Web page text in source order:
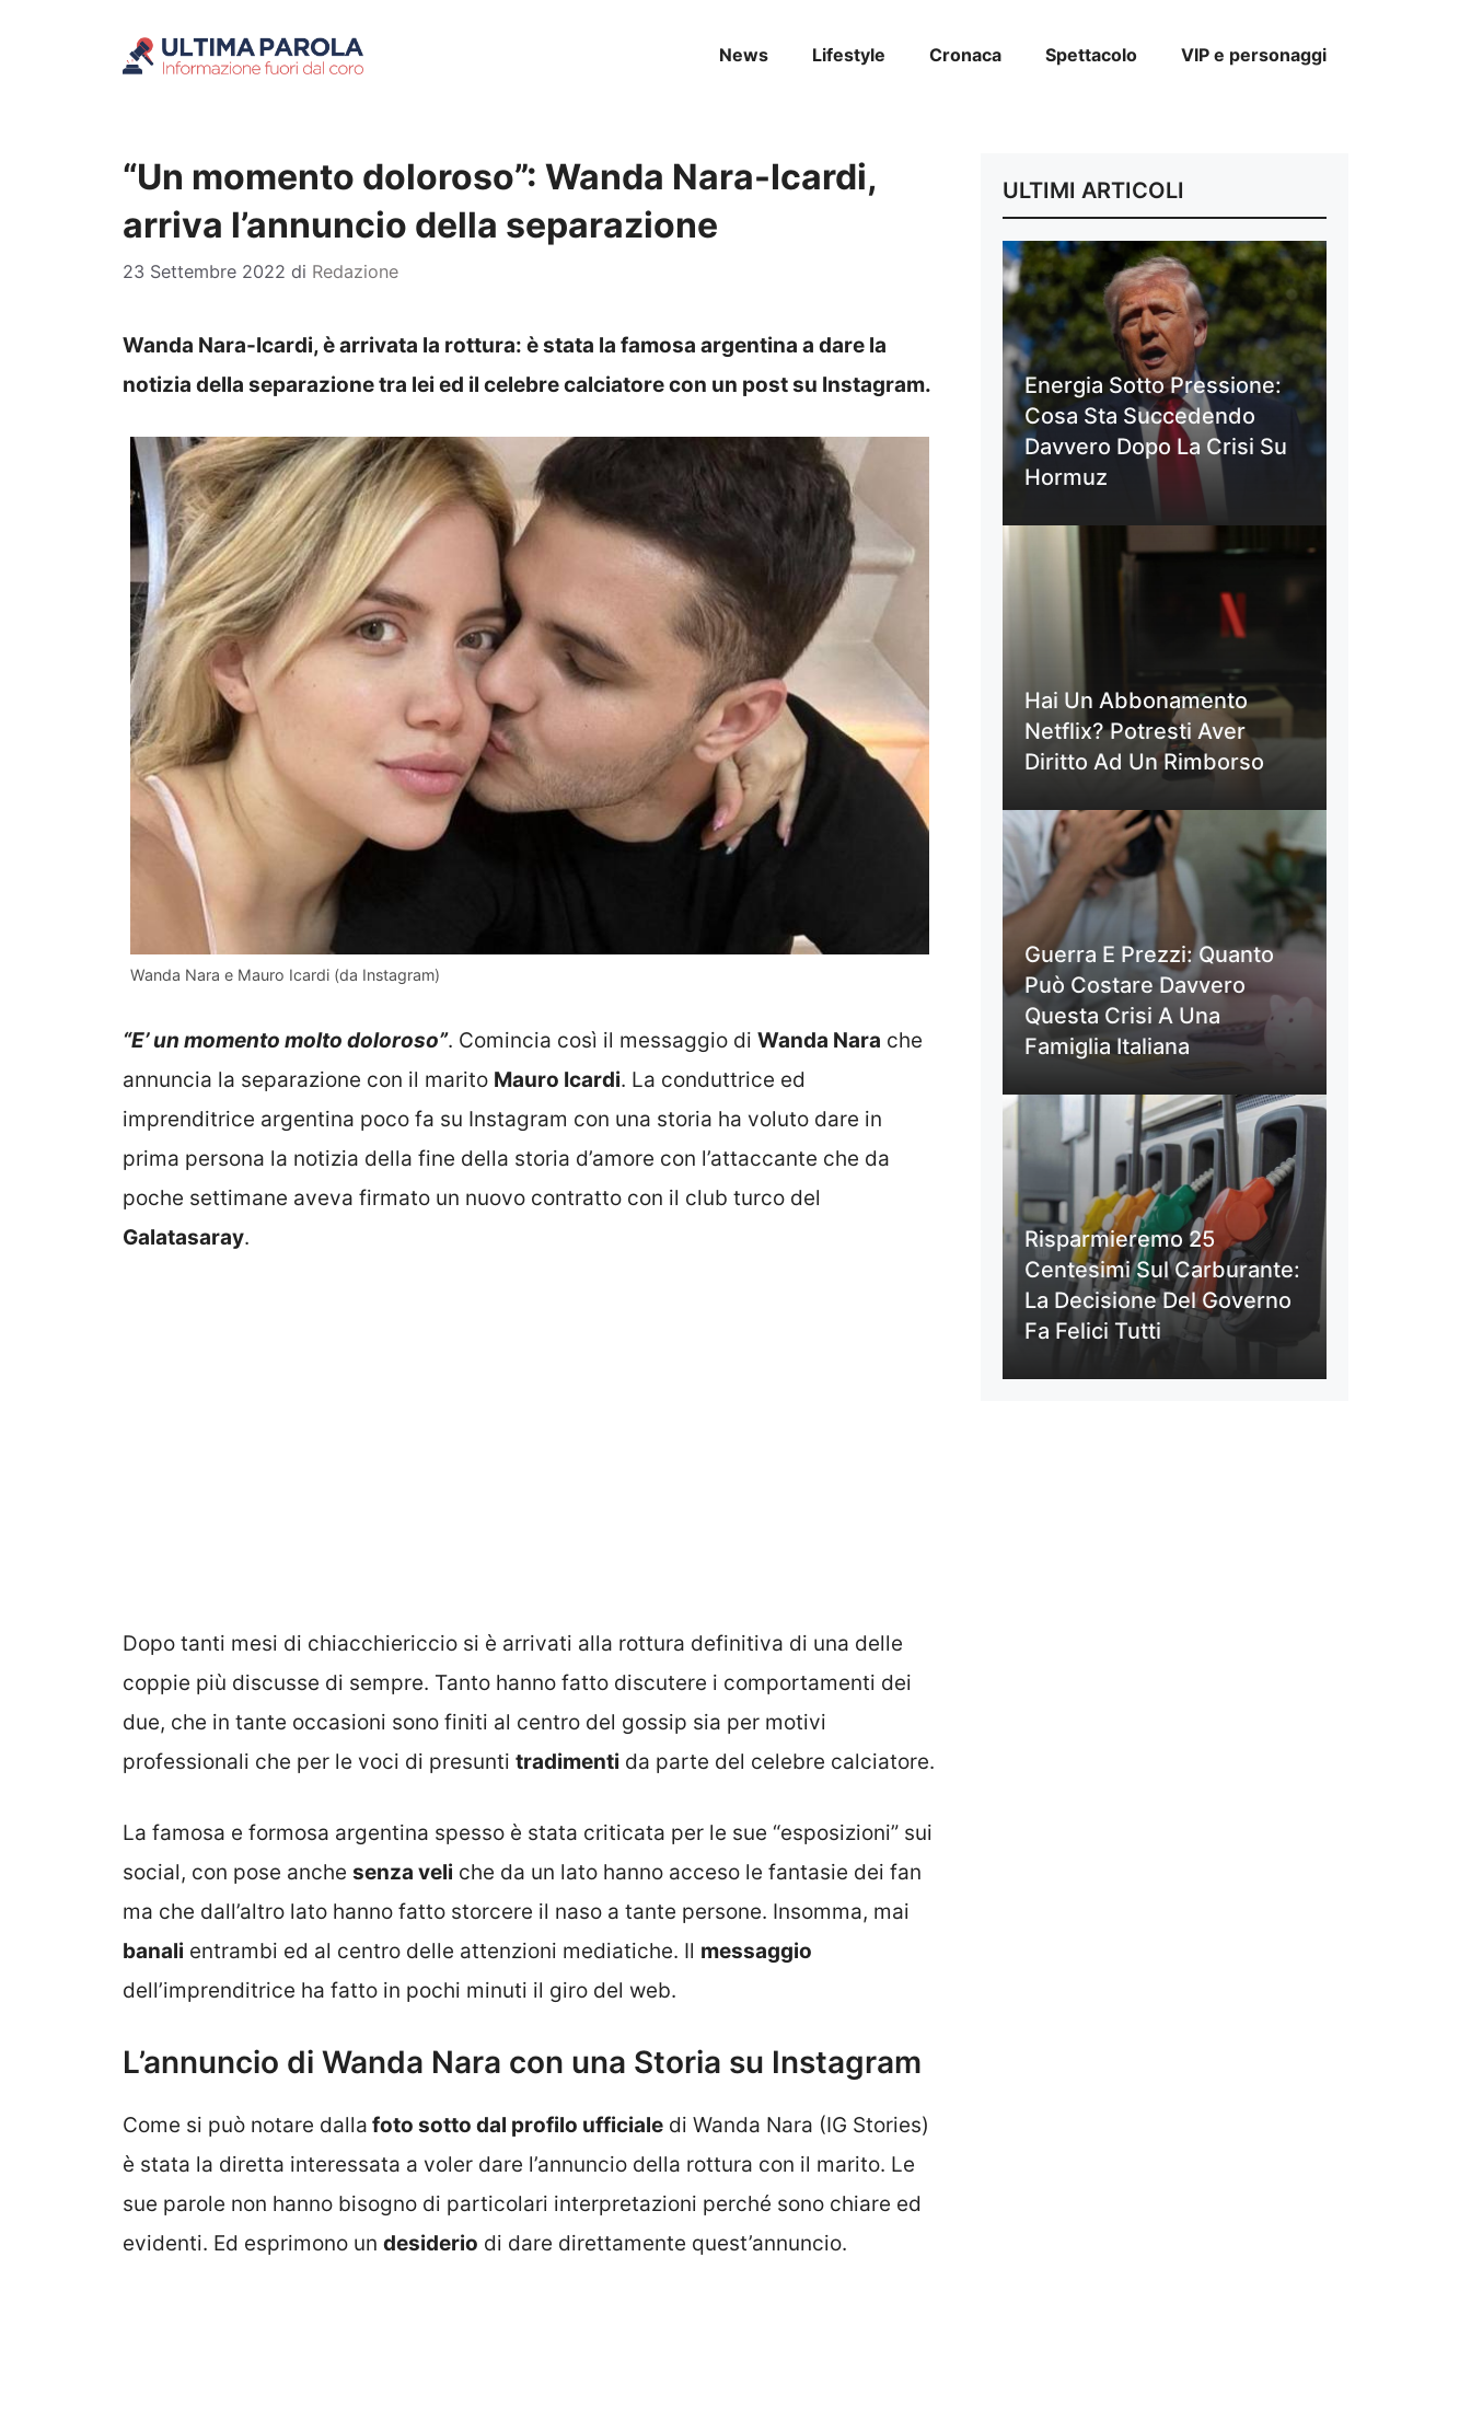
News Lifestyle Cronaca Spettacolo VIP e personaggi
“Un momento doloroso”: Wanda Nara-Icardi,
arriva l’annuncio della separazione
23 Settembre 2022 di Redazione
Wanda Nara-Icardi, è arrivata la rottura: è stata la famosa argentina a dare la
notizia della separazione tra lei ed il celebre calciatore con un post su Instagram.
Wanda Nara e Mauro Icardi (da Instagram)
“E’ un momento molto doloroso”. Comincia così il messaggio di Wanda Nara che
annuncia la separazione con il marito Mauro Icardi. La conduttrice ed
imprenditrice argentina poco fa su Instagram con una storia ha voluto dare in
prima persona la notizia della fine della storia d’amore con l’attaccante che da
poche settimane aveva firmato un nuovo contratto con il club turco del
Galatasaray.
Dopo tanti mesi di chiacchiericcio si è arrivati alla rottura definitiva di una delle
coppie più discusse di sempre. Tanto hanno fatto discutere i comportamenti dei
due, che in tante occasioni sono finiti al centro del gossip sia per motivi
professionali che per le voci di presunti tradimenti da parte del celebre calciatore.
La famosa e formosa argentina spesso è stata criticata per le sue “esposizioni” sui
social, con pose anche senza veli che da un lato hanno acceso le fantasie dei fan
ma che dall’altro lato hanno fatto storcere il naso a tante persone. Insomma, mai
banali entrambi ed al centro delle attenzioni mediatiche. Il messaggio
dell’imprenditrice ha fatto in pochi minuti il giro del web.
L’annuncio di Wanda Nara con una Storia su Instagram
Come si può notare dalla foto sotto dal profilo ufficiale di Wanda Nara (IG Stories)
è stata la diretta interessata a voler dare l’annuncio della rottura con il marito. Le
sue parole non hanno bisogno di particolari interpretazioni perché sono chiare ed
evidenti. Ed esprimono un desiderio di dare direttamente quest’annuncio.
ULTIMI ARTICOLI
Energia Sotto Pressione:
Cosa Sta Succedendo
Davvero Dopo La Crisi Su
Hormuz
Hai Un Abbonamento
Netflix? Potresti Aver
Diritto Ad Un Rimborso
Guerra E Prezzi: Quanto
Può Costare Davvero
Questa Crisi A Una
Famiglia Italiana
Risparmieremo 25
Centesimi Sul Carburante:
La Decisione Del Governo
Fa Felici Tutti